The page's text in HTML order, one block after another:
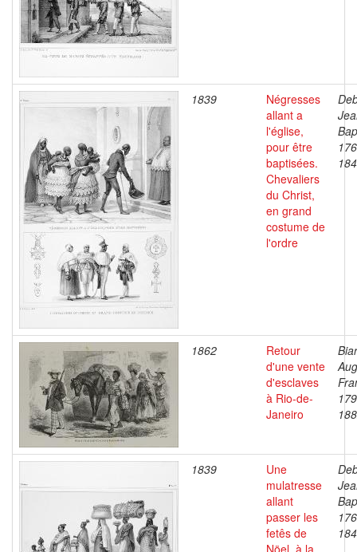
1839
Négresses
allant a
l'église,
pour être
baptisées.
Chevaliers
du Christ,
en grand
costume de
l'ordre
1862
Retour
d'une vente
d'esclaves
à Rio-de-
Janeiro
1839
Une
mulatresse
allant
passer les
fetês de
Nöel, à la